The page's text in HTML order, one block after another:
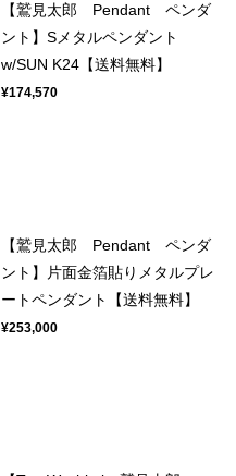
【鷲見太郎 Pendant ペンダ
ント】Sメタルペンダント
w/SUN K24【送料無料】
¥174,570
【鷲見太郎 Pendant ペンダ
ント】片面金箔貼りメタルプレ
ートペンダント【送料無料】
¥253,000